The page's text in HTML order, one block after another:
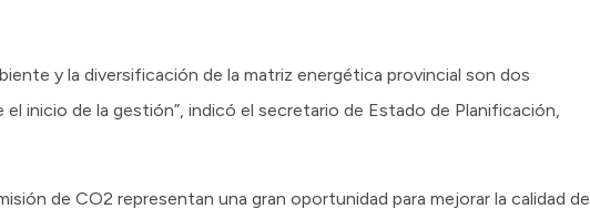
y la diversificación de la matriz energética provincial son dos
inicio de la gestión”, indicó el secretario de Estado de Planificación,
de CO2 representan una gran oportunidad para mejorar la calidad de